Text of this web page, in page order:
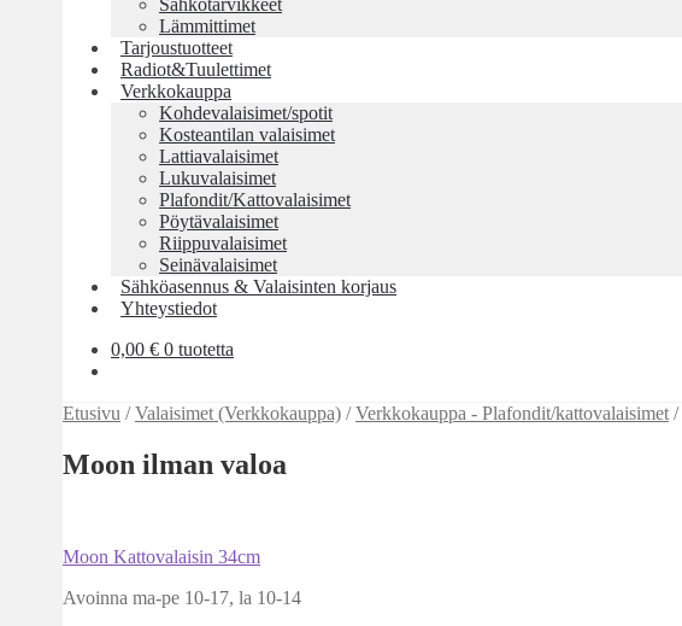
Sähkötarvikkeet
Lämmittimet
Tarjoustuotteet
Radiot&Tuulettimet
Verkkokauppa
Kohdevalaisimet/spotit
Kosteantilan valaisimet
Lattiavalaisimet
Lukuvalaisimet
Plafondit/Kattovalaisimet
Pöytävalaisimet
Riippuvalaisimet
Seinävalaisimet
Sähköasennus & Valaisinten korjaus
Yhteystiedot
0,00 € 0 tuotetta
Etusivu /Valaisimet (Verkkokauppa) /Verkkokauppa - Plafondit/kattovalaisimet /
Moon ilman valoa
Artikkelien
selaus
Edellinen
Moon Kattovalaisin 34cm
Avoinna ma-pe 10-17, la 10-14